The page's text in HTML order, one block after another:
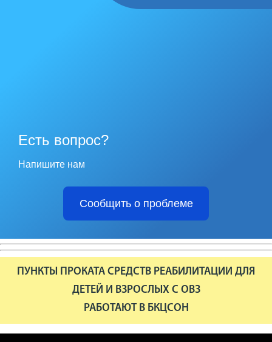
Есть вопрос?
Напишите нам
Сообщить о проблеме
ПУНКТЫ ПРОКАТА СРЕДСТВ РЕАБИЛИТАЦИИ ДЛЯ
ДЕТЕЙ И ВЗРОСЛЫХ С ОВЗ
РАБОТАЮТ В БКЦСОН